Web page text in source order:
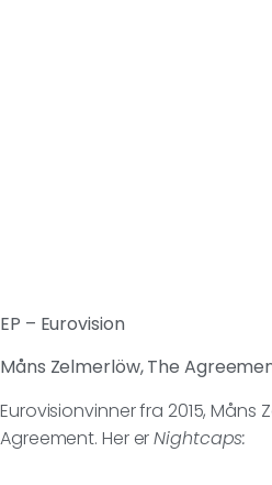
EP – Eurovision
Måns Zelmerlöw, The
Eurovisionvinner fra 2015,
Agreement. Her erNightcaps: